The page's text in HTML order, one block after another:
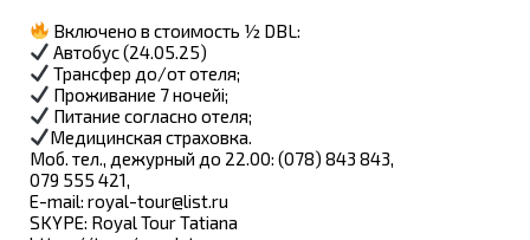
Включено в стоимость ½ DBL:
Автобус (24.05.25)
Трансфер до/от отеля;
Проживание 7 ночейi;
Питание согласно отеля;
Медицинская страховка.
Моб. тел., дежурный до 22.00: (078) 843 843,
079 555 421,
E-mail: royal-tour@list.ru
SKYPE: Royal Tour Tatianа